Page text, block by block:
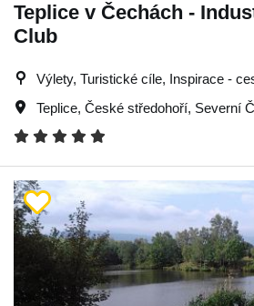
Teplice v Čechách -
Club
Výlety, Turistické cíle, Inspirace -
Teplice, České středohoří, Severní